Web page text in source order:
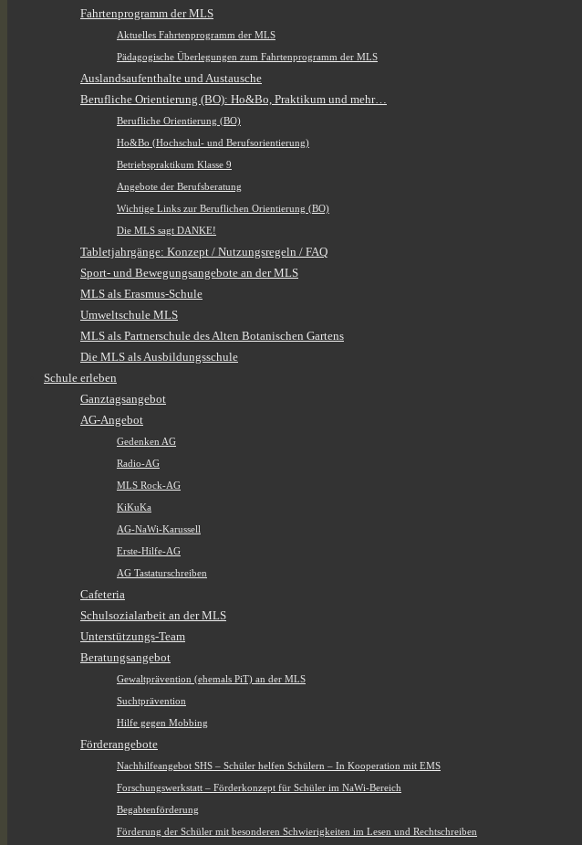
Fahrtenprogramm der MLS
Aktuelles Fahrtenprogramm der MLS
Pädagogische Überlegungen zum Fahrtenprogramm der MLS
Auslandsaufenthalte und Austausche
Berufliche Orientierung (BO): Ho&Bo, Praktikum und mehr…
Berufliche Orientierung (BO)
Ho&Bo (Hochschul- und Berufsorientierung)
Betriebspraktikum Klasse 9
Angebote der Berufsberatung
Wichtige Links zur Beruflichen Orientierung (BO)
Die MLS sagt DANKE!
Tabletjahrgänge: Konzept / Nutzungsregeln / FAQ
Sport- und Bewegungsangebote an der MLS
MLS als Erasmus-Schule
Umweltschule MLS
MLS als Partnerschule des Alten Botanischen Gartens
Die MLS als Ausbildungsschule
Schule erleben
Ganztagsangebot
AG-Angebot
Gedenken AG
Radio-AG
MLS Rock-AG
KiKuKa
AG-NaWi-Karussell
Erste-Hilfe-AG
AG Tastaturschreiben
Cafeteria
Schulsozialarbeit an der MLS
Unterstützungs-Team
Beratungsangebot
Gewaltprävention (ehemals PiT) an der MLS
Suchtprävention
Hilfe gegen Mobbing
Förderangebote
Nachhilfeangebot SHS – Schüler helfen Schülern – In Kooperation mit EMS
Forschungswerkstatt – Förderkonzept für Schüler im NaWi-Bereich
Begabtenförderung
Förderung der Schüler mit besonderen Schwierigkeiten im Lesen und Rechtschreiben